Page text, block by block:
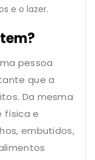
e o lazer.
pessoa
que a
Da mesma
física e
embutidos,